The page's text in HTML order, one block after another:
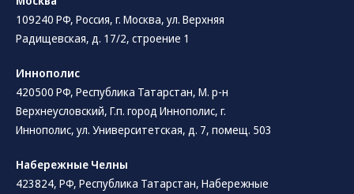
109240 РФ, Россия, г. Москва, ул. Верхняя
Радищевская, д. 17/2, строение 1
Иннополис
420500 РФ, Республика Татарстан, М. р-н
Верхнеусловский, Г.п. город Иннополис, г.
Иннополис, ул. Университетская, д. 7, помещ. 503
Набережные Челны
423824, РФ, Республика Татарстан​, Набережные